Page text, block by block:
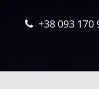
+38 093 170